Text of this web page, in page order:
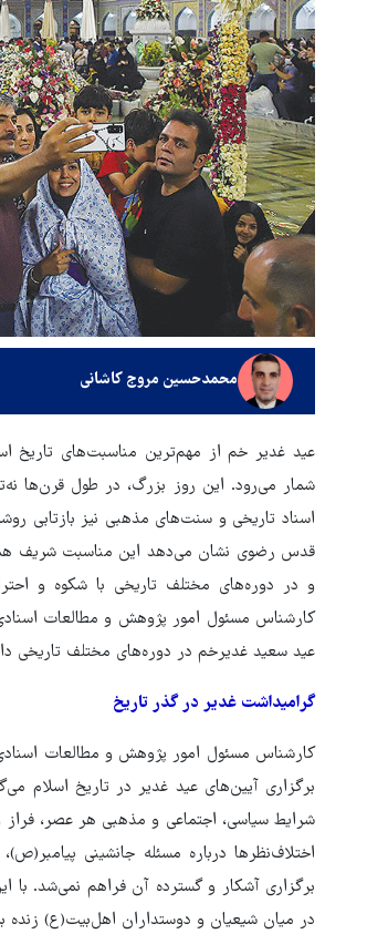
محمدحسین مروج کاشانی
عید غدیر خم از مهم‌ترین مناسبت‌های تاریخ
شمار می‌رود. این روز بزرگ، در طول قرن‌ها
اسناد تاریخی و سنت‌های مذهبی نیز بازتابی
قدس رضوی نشان می‌دهد این مناسبت شریف
و در دوره‌های مختلف تاریخی با شکوه و
کارشناس مسئول امور پژوهش و مطالعات
عید سعید غدیرخم در دوره‌های مختلف تاریخی
گرامیداشت غدیر در گذر تاریخ
کارشناس مسئول امور پژوهش و مطالعات
برگزاری آیین‌های عید غدیر در تاریخ اسلام
شرایط سیاسی، اجتماعی و مذهبی هر عصر،
اختلاف‌نظرها درباره مسئله جانشینی
برگزاری آشکار و گسترده آن فراهم نمی‌شد. با
در میان شیعیان و دوستداران اهل‌بیت(ع) زنده
هماهنگی محور
در منطقه